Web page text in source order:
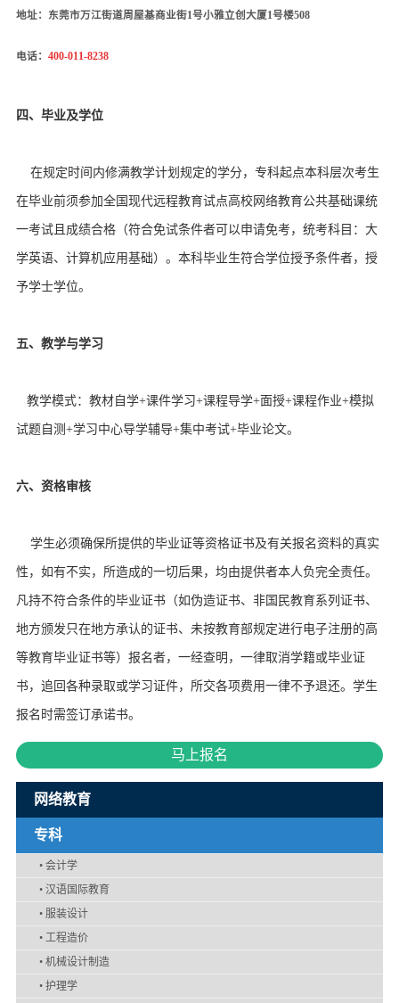
地址：东莞市万江街道周屋基商业街1号小雅立创大厦1号楼508
电话： 400-011-8238
四、毕业及学位
在规定时间内修满教学计划规定的学分，专科起点本科层次考生
在毕业前须参加全国现代远程教育试点高校网络教育公共基础课统
一考试且成绩合格（符合免试条件者可以申请免考，统考科目：大
学英语、计算机应用基础）。本科毕业生符合学位授予条件者，授
予学士学位。
五、教学与学习
教学模式：教材自学+课件学习+课程导学+面授+课程作业+模拟
试题自测+学习中心导学辅导+集中考试+毕业论文。
六、资格审核
学生必须确保所提供的毕业证等资格证书及有关报名资料的真实
性，如有不实，所造成的一切后果，均由提供者本人负完全责任。
凡持不符合条件的毕业证书（如伪造证书、非国民教育系列证书、
地方颁发只在地方承认的证书、未按教育部规定进行电子注册的高
等教育毕业证书等）报名者，一经查明，一律取消学籍或毕业证
书，追回各种录取或学习证件，所交各项费用一律不予退还。学生
报名时需签订承诺书。
马上报名
网络教育
专科
• 会计学
• 汉语国际教育
• 服装设计
• 工程造价
• 机械设计制造
• 护理学